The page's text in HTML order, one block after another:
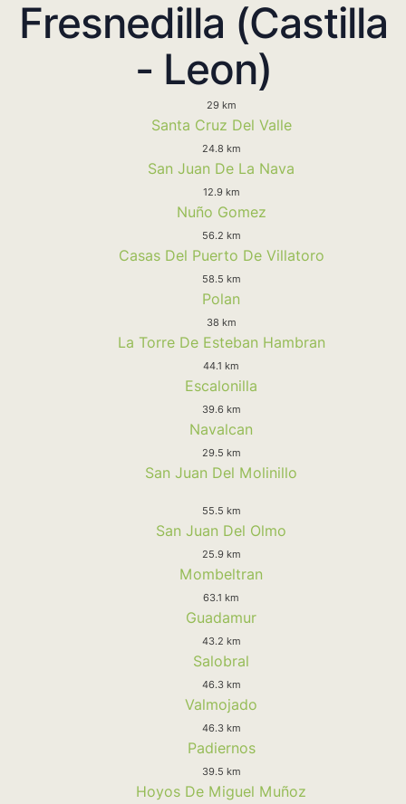
Fresnedilla (Castilla
- Leon)
29 km
Santa Cruz Del Valle
24.8 km
San Juan De La Nava
12.9 km
Nuño Gomez
56.2 km
Casas Del Puerto De Villatoro
58.5 km
Polan
38 km
La Torre De Esteban Hambran
44.1 km
Escalonilla
39.6 km
Navalcan
29.5 km
San Juan Del Molinillo
55.5 km
San Juan Del Olmo
25.9 km
Mombeltran
63.1 km
Guadamur
43.2 km
Salobral
46.3 km
Valmojado
46.3 km
Padiernos
39.5 km
Hoyos De Miguel Muñoz